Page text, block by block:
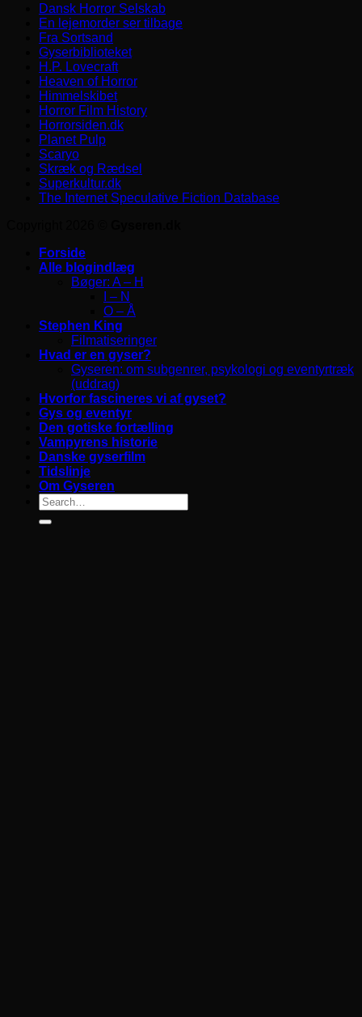
Dansk Horror Selskab
En lejemorder ser tilbage
Fra Sortsand
Gyserbiblioteket
H.P. Lovecraft
Heaven of Horror
Himmelskibet
Horror Film History
Horrorsiden.dk
Planet Pulp
Scaryo
Skræk og Rædsel
Superkultur.dk
The Internet Speculative Fiction Database
Forside
Alle blogindlæg
Bøger: A – H
I – N
O – Å
Stephen King
Filmatiseringer
Hvad er en gyser?
Gyseren: om subgenrer, psykologi og eventyrtræk
(uddrag)
Hvorfor fascineres vi af gyset?
Gys og eventyr
Den gotiske fortælling
Vampyrens historie
Danske gyserfilm
Tidslinje
Om Gyseren